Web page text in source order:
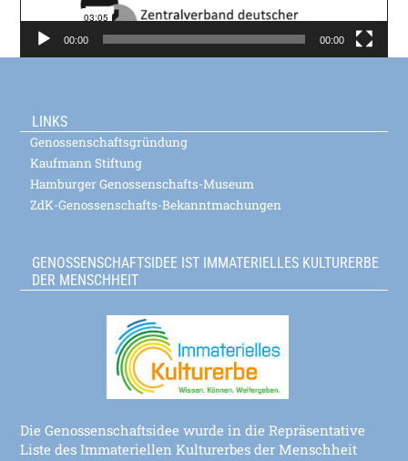
00:00 00:00
LINKS
Genossenschaftsgründung
Kaufmann Stiftung
Hamburger Genossenschafts-Museum
ZdK-Genossenschafts-Bekanntmachungen
GENOSSENSCHAFTSIDEE IST IMMATERIELLES KULTURERBE
DER MENSCHHEIT
Die Genossenschaftsidee wurde in die Repräsentative
Liste des Immateriellen Kulturerbes der Menschheit